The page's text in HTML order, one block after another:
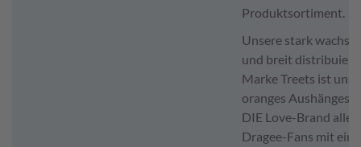
Produktsortiment.
Unsere stark
und breit
Marke Treets ist
oranges
DIE Love-Brand aller
Dragee-Fans mit